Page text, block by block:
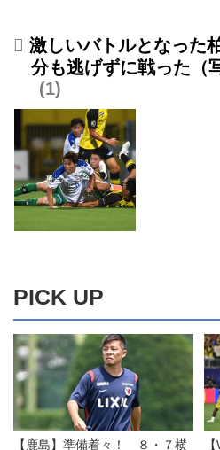
激しいバトルとなった
分も逃げずに戦った（
1
PICK UP
【鹿島】準備着々！ ８・７横